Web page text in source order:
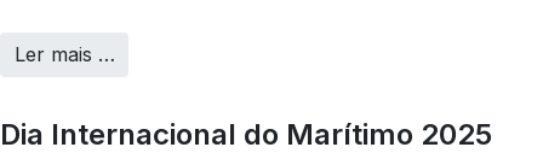
Ler mais …
Dia Internacional do Marítimo 2025